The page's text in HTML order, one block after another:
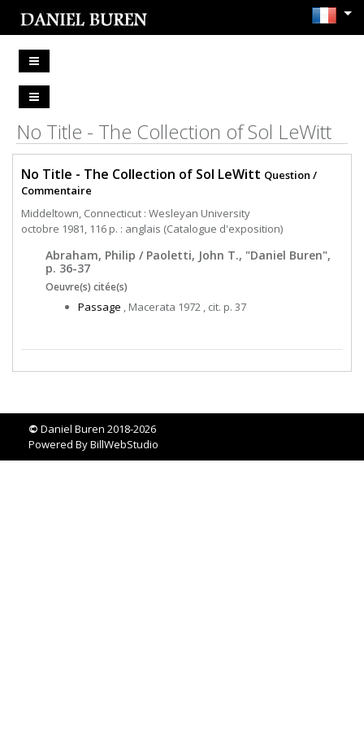
No Title - The Collection of Sol LeWitt
No Title - The Collection of Sol LeWitt Question /
Commentaire
Middeltown, Connecticut : Wesleyan University
octobre 1981, 116 p. : anglais (Catalogue d'exposition)
Abraham, Philip / Paoletti, John T., "Daniel Buren",
p. 36-37
Oeuvre(s) citée(s)
Passage , Macerata 1972 , cit. p. 37
© Daniel Buren 2018-2026
Powered ByBillWebStudio